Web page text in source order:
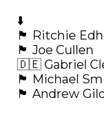
⬇️
🏴󠁧󠁢󠁥󠁮󠁧󠁿 Ritchie
🏴󠁧󠁢󠁥󠁮󠁧󠁿 Joe Cullen
🇩🇪 Gabriel
🏴󠁧󠁢󠁥󠁮󠁧󠁿 Michael
🏴󠁧󠁢󠁥󠁮󠁧󠁿 Andrew